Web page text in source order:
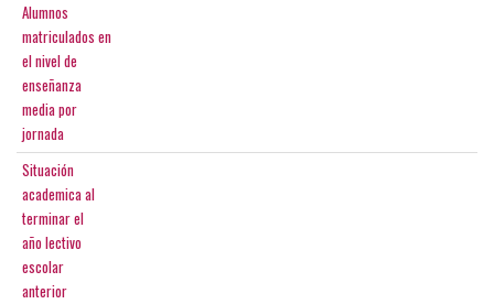
Alumnos
matriculados en
el nivel de
enseñanza
media por
jornada
Situación
academica al
terminar el
año lectivo
escolar
anterior